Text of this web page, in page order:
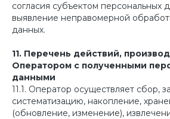
согласия субъектом персональных
выявление неправомерной
данных.
11. Перечень действий,
Оператором с полученными
данными
11.1. Оператор осуществляет сбор,
систематизацию, накопление,
(обновление, изменение),